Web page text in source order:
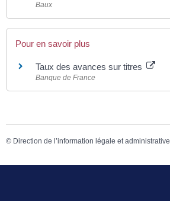
Baux
Pour en savoir plus
Taux des avances sur titres
Banque de France
© Direction de l’information légale et administrative